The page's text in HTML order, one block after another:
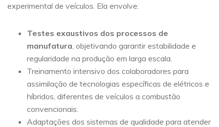
experimental de veículos. Ela envolve:
Testes exaustivos dos processos de
manufatura , objetivando garantir estabilidade e
regularidade na produção em larga escala.
Treinamento intensivo dos colaboradores para
assimilação de tecnologias específicas de elétricos e
híbridos, diferentes de veículos a combustão
convencionais.
Adaptações dos sistemas de qualidade para atender